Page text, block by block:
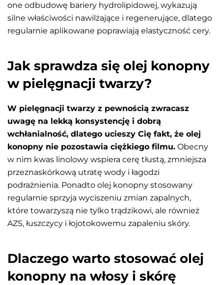
one odbudowę bariery hydrolipidowej, wykazują
silne właściwości nawilżające i regenerujące, dlatego
regularnie aplikowane poprawiają elastyczność cery.
Jak sprawdza się olej konopny
w pielęgnacji twarzy?
W pielęgnacji twarzy z pewnością zwracasz
uwagę na lekką konsystencję i dobrą
wchłanialność, dlatego ucieszy Cię fakt, że olej
konopny nie pozostawia ciężkiego filmu. Obecny
w nim kwas linolowy wspiera cerę tłustą, zmniejsza
przeznaskórkową utratę wody i łagodzi
podrażnienia. Ponadto olej konopny stosowany
regularnie sprzyja wyciszeniu zmian zapalnych,
które towarzyszą nie tylko trądzikowi, ale również
AZS, łuszczycy i łojotokowemu zapaleniu skóry.
Dlaczego warto stosować olej
konopny na włosy i skórę